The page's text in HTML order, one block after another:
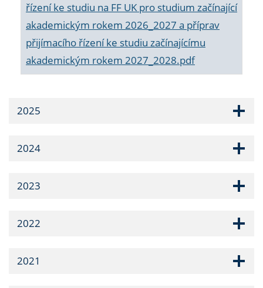
řízení ke studiu na FF UK pro studium začínající
akademickým rokem 2026_2027 a příprav
přijímacího řízení ke studiu začínajícímu
akademickým rokem 2027_2028.pdf
2025
2024
2023
2022
2021